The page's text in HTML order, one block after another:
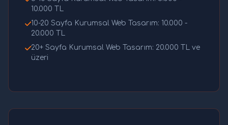
10.000 TL
10-20 Sayfa Kurumsal Web Tasarım: 10.000 -
20.000 TL
20+ Sayfa Kurumsal Web Tasarım: 20.000 TL ve
üzeri